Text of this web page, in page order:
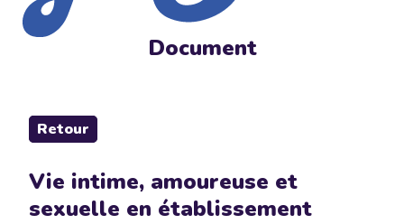
Document
Retour
Vie intime, amoureuse et
sexuelle en établissement